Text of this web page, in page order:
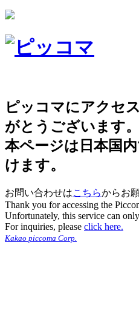
ピッコマにアクセ
がとうございます。
本ページは日本国
けます。
お問い合わせはこちらからお
Thank you for accessing the
Unfortunately, this service can
For inquiries, please click here.
Kakao piccoma Corp.